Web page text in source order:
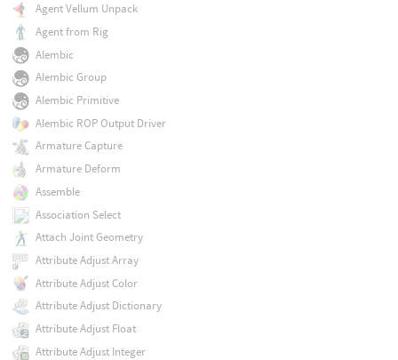
Agent Vellum Unpack
Agent from Rig
Alembic
Alembic Group
Alembic Primitive
Alembic ROP Output Driver
Armature Capture
Armature Deform
Assemble
Association Select
Attach Joint Geometry
Attribute Adjust Array
Attribute Adjust Color
Attribute Adjust Dictionary
Attribute Adjust Float
Attribute Adjust Integer